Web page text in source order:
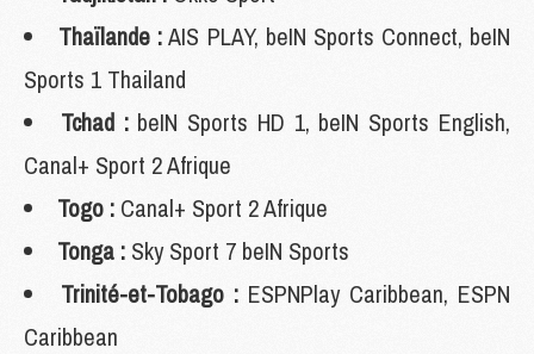
Thaïlande :AIS PLAY, beIN Sports Connect, beIN
Sports 1 Thailand
Tchad :beIN Sports HD 1, beIN Sports English,
Canal+ Sport 2 Afrique
Togo : Canal+ Sport 2 Afrique
Tonga : Sky Sport 7 beIN Sports
Trinité-et-Tobago : ESPNPlay Caribbean, ESPN
Caribbean